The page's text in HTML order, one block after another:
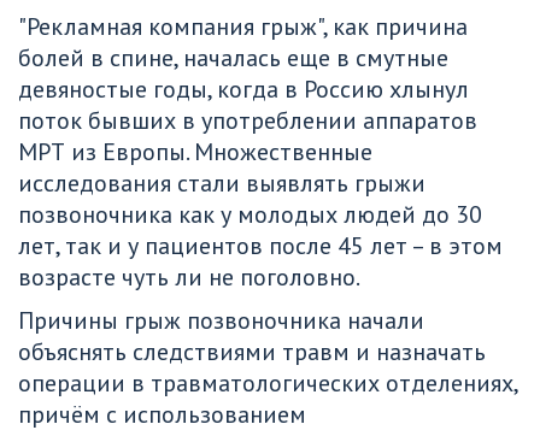
"Рекламная компания грыж", как причина
болей в спине, началась еще в смутные
девяностые годы, когда в Россию хлынул
поток бывших в употреблении аппаратов
МРТ из Европы. Множественные
исследования стали выявлять грыжи
позвоночника как у молодых людей до 30
лет, так и у пациентов после 45 лет – в этом
возрасте чуть ли не поголовно.
Причины грыж позвоночника начали
объяснять следствиями травм и назначать
операции в травматологических отделениях,
причём с использованием